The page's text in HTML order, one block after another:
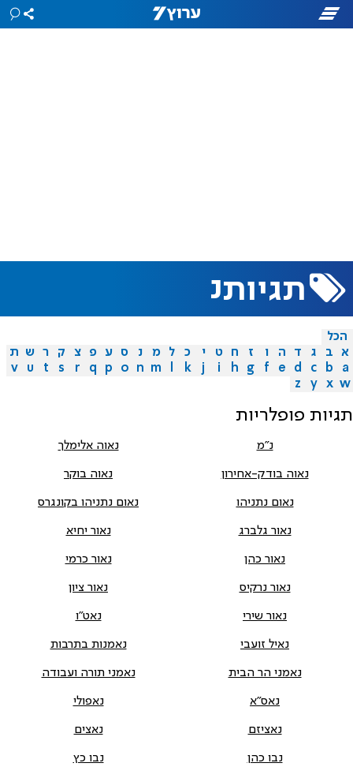
תגיותנ
הכל
א
ב ג ד ה ו ז ח ט י כ ל מ נ ס ע פ צ ק ר ש
ת
a
b
c
d
e
f
g
h
i
j
k
m
n
o
p
q
r
s
t
u
v
w
x
y
z
תגיות פופלריות
נ"מ נאוה אלימלך
נאוה בודק-אחירון נאוה בוקר
נאום נתניהו נאום נתניהו בקונגרס
נאור גלברג נאור יחיא
נאור כהן נאור כרמי
נאור נרקיס נאור ציון
נאור שירי נאט"ו
נאיל זועבי נאמנות בתרבות
נאמני הר הבית נאמני תורה ועבודה
נאס"א נאפולי
נאציזם נאצים
נבו כהן נבו כץ